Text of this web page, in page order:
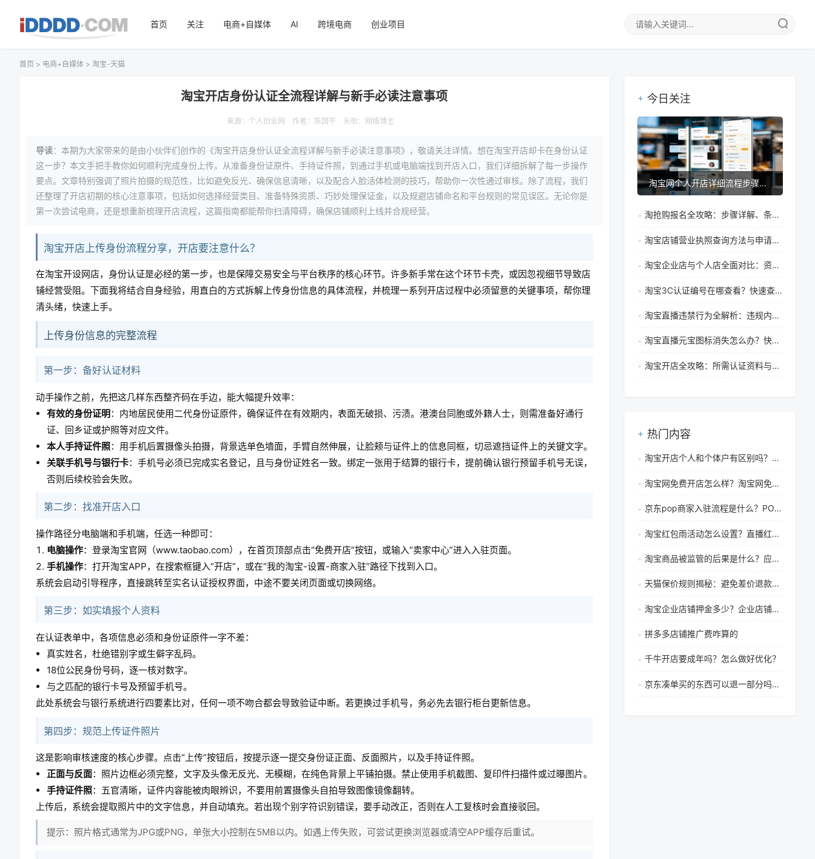
首页 关注 电商+自媒体 AI 跨境电商 创业项目
首页 > 电商+自媒体 > 淘宝-天猫
淘宝开店身份认证全流程详解与新手必读注意事项
来源： 个人创业网 作者：陈国平 头衔：网络博主
导读：本期为大家带来的是由小伙伴们创作的《淘宝开店身份认证全流程详解与新手必读注意事项》，敬请关注详情。想在淘宝开店却卡在身份认证
这一步？本文手把手教你如何顺利完成身份上传。从准备身份证原件、手持证件照，到通过手机或电脑端找到开店入口，我们详细拆解了每一步操作
要点。文章特别强调了照片拍摄的规范性，比如避免反光、确保信息清晰，以及配合人脸活体检测的技巧，帮助你一次性通过审核。除了流程，我们
还整理了开店初期的核心注意事项，包括如何选择经营类目、准备特殊资质、巧妙处理保证金，以及规避店铺命名和平台规则的常见误区。无论你是
第一次尝试电商，还是想重新梳理开店流程，这篇指南都能帮你扫清障碍，确保店铺顺利上线并合规经营。
淘宝开店上传身份流程分享，开店要注意什么？
在淘宝开设网店，身份认证是必经的第一步，也是保障交易安全与平台秩序的核心环节。许多新手常在这个环节卡壳，或因忽视细节导致店
铺经营受阻。下面我将结合自身经验，用直白的方式拆解上传身份信息的具体流程，并梳理一系列开店过程中必须留意的关键事项，帮你理
清头绪，快速上手。
上传身份信息的完整流程
第一步：备好认证材料
动手操作之前，先把这几样东西整齐码在手边，能大幅提升效率：
有效的身份证明：内地居民使用二代身份证原件，确保证件在有效期内，表面无破损、污渍。港澳台同胞或外籍人士，则需准备好通行
证、回乡证或护照等对应文件。
本人手持证件照：用手机后置摄像头拍摄，背景选单色墙面，手臂自然伸展，让脸颊与证件上的信息同框，切忌遮挡证件上的关键文字。
关联手机号与银行卡：手机号必须已完成实名登记，且与身份证姓名一致。绑定一张用于结算的银行卡，提前确认银行预留手机号无误，
否则后续校验会失败。
第二步：找准开店入口
操作路径分电脑端和手机端，任选一种即可：
电脑操作：登录淘宝官网（www.taobao.com），在首页顶部点击“免费开店”按钮，或输入“卖家中心”进入入驻页面。
手机操作：打开淘宝APP，在搜索框键入“开店”，或在“我的淘宝-设置-商家入驻”路径下找到入口。
系统会启动引导程序，直接跳转至实名认证授权界面，中途不要关闭页面或切换网络。
第三步：如实填报个人资料
在认证表单中，各项信息必须和身份证原件一字不差：
真实姓名，杜绝错别字或生僻字乱码。
18位公民身份号码，逐一核对数字。
与之匹配的银行卡号及预留手机号。
此处系统会与银行系统进行四要素比对，任何一项不吻合都会导致验证中断。若更换过手机号，务必先去银行柜台更新信息。
第四步：规范上传证件照片
这是影响审核速度的核心步骤。点击“上传”按钮后，按提示逐一提交身份证正面、反面照片，以及手持证件照。
正面与反面：照片边框必须完整，文字及头像无反光、无模糊，在纯色背景上平铺拍摄。禁止使用手机截图、复印件扫描件或过曝图片。
手持证件照：五官清晰，证件内容能被肉眼辨识，不要用前置摄像头自拍导致图像镜像翻转。
上传后，系统会提取照片中的文字信息，并自动填充。若出现个别字符识别错误，要手动改正，否则在人工复核时会直接驳回。
提示：照片格式通常为JPG或PNG，单张大小控制在5MB以内。如遇上传失败，可尝试更换浏览器或清空APP缓存后重试。
今日关注
淘宝网个人开店详细流程步骤指南（附保证金类型说明）
淘抢购报名全攻略：步骤详解、条件要求与提高审核通过率技巧
淘宝店铺营业执照查询方法与申请全指南：开店必须办理吗？
淘宝企业店与个人店全面对比：资质、功能、税务差异详解
淘宝3C认证编号在哪查看？快速查询与真伪验证指南
淘宝直播违禁行为全解析：违规内容界定与平台处罚措施
淘宝直播元宝图标消失怎么办？快速解决方法与领取教程
淘宝开店全攻略：所需认证资料与准备清单详解
热门内容
淘宝开店个人和个体户有区别吗？无货源怎么做？
淘宝网免费开店怎么样？淘宝网免费开店可靠吗
京东pop商家入驻流程是什么？POP商家审核要多久？
淘宝红包雨活动怎么设置？直播红包使用规则是什么？
淘宝商品被监管的后果是什么？应对策略与避免降权方法详解
天猫保价规则揭秘：避免差价退款失败，守护大促钱包的实战技巧
淘宝企业店铺押金多少？企业店铺需要什么材料？
拼多多店铺推广费咋算的
千牛开店要成年吗？怎么做好优化？
京东凑单买的东西可以退一部分吗？凑单有哪些技巧？